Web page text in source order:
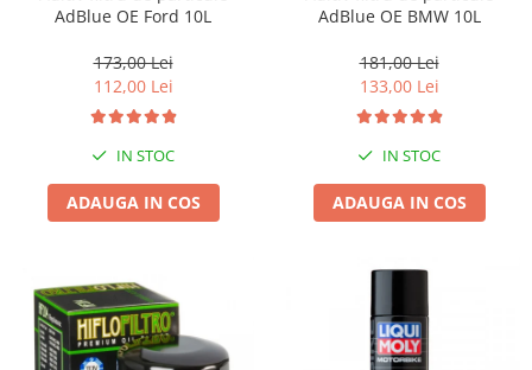
AdBlue OE Ford 10L
173,00 Lei
112,00 Lei
IN STOC
ADAUGA IN COS
AdBlue OE BMW 10L
181,00 Lei
133,00 Lei
IN STOC
ADAUGA IN COS